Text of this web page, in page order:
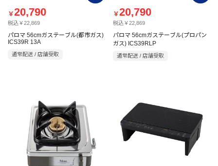
￥20,790
税込￥22,869
パロマ 56cmガステーブル(都市ガス)
ICS39R 13A
通常配送 / 店舗受取
￥20,790
税込￥22,869
パロマ 56cmガステーブル(プロパン
ガス) ICS39RLP
通常配送 / 店舗受取